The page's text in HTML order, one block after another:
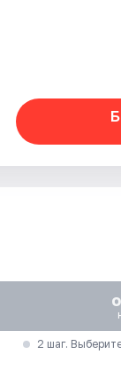
2 шаг.